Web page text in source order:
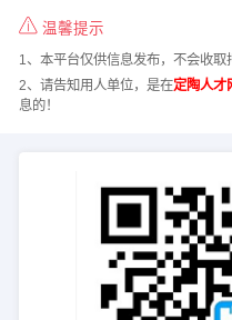
温馨提示
1、本平台仅供信息发布，不会收取
2、请告知用人单位，是在定陶人才
息的！